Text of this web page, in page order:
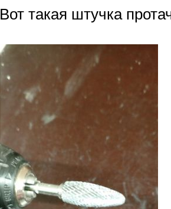
Вот такая штучка